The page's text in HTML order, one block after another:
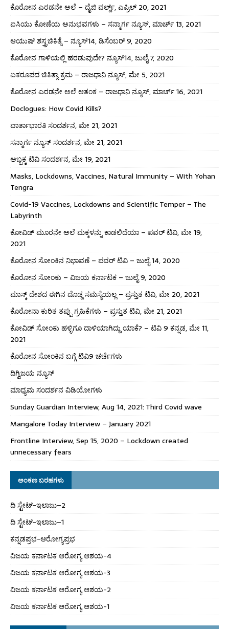
ಕೊರೋನ ಎರಡನೇ ಅಲೆ – ದೈಜಿ ವರ್ಲ್ಡ್, ಎಪ್ರಿಲ್ 20, 2021
ಐಸಿಯು ಕೋಣೆಯ ಅನುಭವಗಳು – ಸನ್ಮಾರ್ಗ ನ್ಯೂಸ್, ಮಾರ್ಚ್ 13, 2021
ಆಯುಷ್ ಶಸ್ತ್ರಚಿಕಿತ್ಸೆ – ನ್ಯೂಸ್14, ಡಿಸೆಂಬರ್ 9, 2020
ಕೊರೋನ ಗಾಳಿಯಲ್ಲಿ ಹರಡುವುದೇ? ನ್ಯೂಸ್14, ಜುಲೈ 7, 2020
ಏಕರೂಪದ ಚಿಕಿತ್ಸಾ ಕ್ರಮ – ರಾಜಧಾನಿ ನ್ಯೂಸ್, ಮೇ 5, 2021
ಕೊರೋನ ಎರಡನೇ ಅಲೆ ಆತಂಕ – ರಾಜಧಾನಿ ನ್ಯೂಸ್, ಮಾರ್ಚ್ 16, 2021
Doclogues: How Covid Kills?
ವಾರ್ತಾಭಾರತಿ ಸಂದರ್ಶನ, ಮೇ 21, 2021
ಸನ್ಮಾರ್ಗ ನ್ಯೂಸ್ ಸಂದರ್ಶನ, ಮೇ 21, 2021
ಅಬ್ಬಕ್ಕ ಟಿವಿ ಸಂದರ್ಶನ, ಮೇ 19, 2021
Masks, Lockdowns, Vaccines, Natural Immunity – With Yohan
Tengra
Covid-19 Vaccines, Lockdowns and Scientific Temper – The
Labyrinth
ಕೋವಿಡ್ ಮೂರನೇ ಅಲೆ ಮಕ್ಕಳನ್ನು ಕಾಡಲಿದೆಯಾ – ಪವರ್ ಟಿವಿ, ಮೇ 19,
2021
ಕೊರೋನ ಸೋಂಕಿನ ನಿಭಾವಣೆ – ಪವರ್ ಟಿವಿ – ಜುಲೈ 14, 2020
ಕೊರೋನ ಸೋಂಕು – ವಿಜಯ ಕರ್ನಾಟಕ – ಜುಲೈ 9, 2020
ಮಾಸ್ಕ್ ದೇಶದ ಈಗಿನ ದೊಡ್ಡ ಸಮಸ್ಯೆಯಲ್ಲ – ಪ್ರಸ್ತುತ ಟಿವಿ, ಮೇ 20, 2021
ಕೊರೋನಾ ಕುರಿತ ತಪ್ಪು ಗ್ರಹಿಕೆಗಳು – ಪ್ರಸ್ತುತ ಟಿವಿ, ಮೇ 21, 2021
ಕೋವಿಡ್ ಸೋಂಕು ಹಳ್ಳಿಗೂ ದಾಳಿಯಾಗಿದ್ದು ಯಾಕೆ? – ಟಿವಿ 9 ಕನ್ನಡ, ಮೇ 11,
2021
ಕೊರೋನ ಸೋಂಕಿನ ಬಗ್ಗೆ ಟಿವಿ9 ಚರ್ಚೆಗಳು
ದಿಗ್ವಿಜಯ ನ್ಯೂಸ್
ಮಾಧ್ಯಮ ಸಂದರ್ಶನ ವಿಡಿಯೋಗಳು
Sunday Guardian Interview, Aug 14, 2021: Third Covid wave
Mangalore Today Interview – January 2021
Frontline Interview, Sep 15, 2020 – Lockdown created
unnecessary fears
ಅಂಕಣ ಬರಹಗಳು
ದಿ ಸ್ಟೇಟ್‌-ಇಲಾಜು–2
ದಿ ಸ್ಟೇಟ್‌-ಇಲಾಜು–1
ಕನ್ನಡಪ್ರಭ-ಆರೋಗ್ಯಪ್ರಭ
ವಿಜಯ ಕರ್ನಾಟಕ ಆರೋಗ್ಯ ಆಶಯ-4
ವಿಜಯ ಕರ್ನಾಟಕ ಆರೋಗ್ಯ ಆಶಯ-3
ವಿಜಯ ಕರ್ನಾಟಕ ಆರೋಗ್ಯ ಆಶಯ-2
ವಿಜಯ ಕರ್ನಾಟಕ ಆರೋಗ್ಯ ಆಶಯ-1